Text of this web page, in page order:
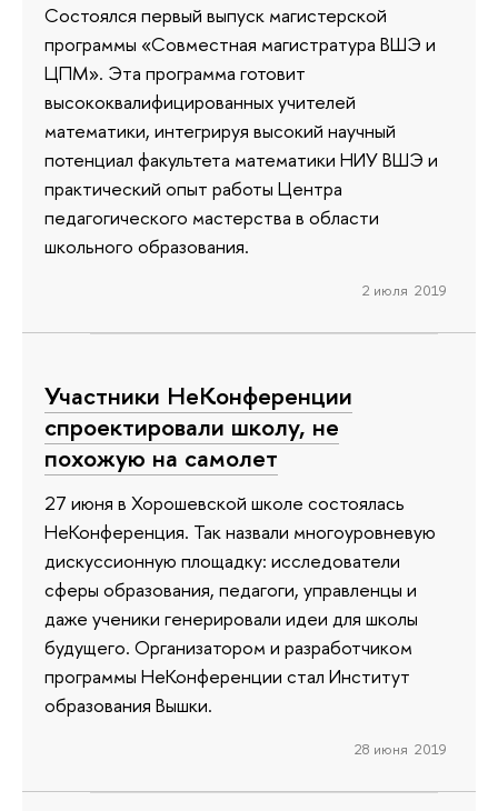
Состоялся первый выпуск магистерской
программы «Совместная магистратура ВШЭ и
ЦПМ». Эта программа готовит
высококвалифицированных учителей
математики, интегрируя высокий научный
потенциал факультета математики НИУ ВШЭ и
практический опыт работы Центра
педагогического мастерства в области
школьного образования.
2 июля 2019
Участники НеКонференции
спроектировали школу, не
похожую на самолет
27 июня в Хорошевской школе состоялась
НеКонференция. Так назвали многоуровневую
дискуссионную площадку: исследователи
сферы образования, педагоги, управленцы и
даже ученики генерировали идеи для школы
будущего. Организатором и разработчиком
программы НеКонференции стал Институт
образования Вышки.
28 июня 2019